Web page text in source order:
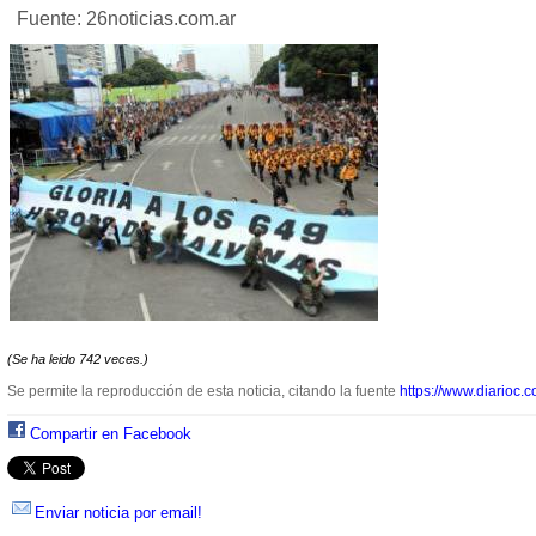
Fuente: 26noticias.com.ar
(Se ha leido 742 veces.)
Se permite la reproducción de esta noticia, citando la fuente https://
Compartir en Facebook
Enviar noticia por email!